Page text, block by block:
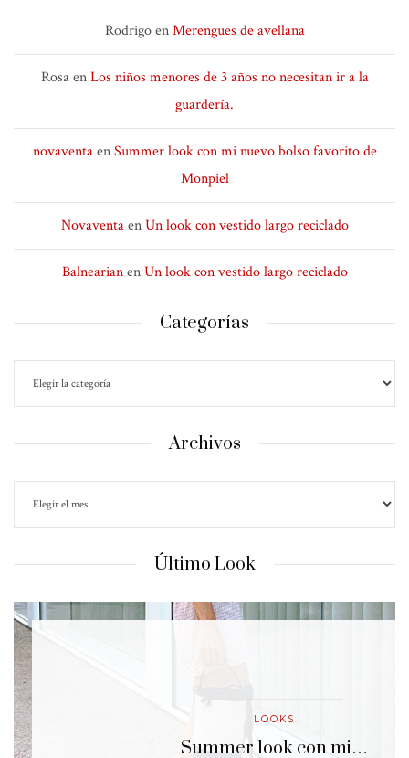
RodrigoenMerengues de avellana
RosaenLos niños menores de 3 años no necesitan ir a la
guardería.
novaventaenSummer look con mi nuevo bolso favorito de
Monpiel
NovaventaenUn look con vestido largo reciclado
BalnearianenUn look con vestido largo reciclado
Categorías
Archivos
Último Look
LOOKS
Summer look con mi…